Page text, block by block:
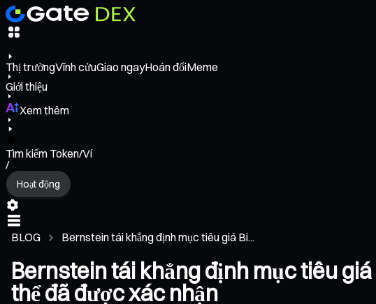
Thị trườngVĩnh cửuGiao ngayHoán đổiMeme
Giới thiệu
Xem thêm
Tìm kiếm Token/Ví
/
Hoạt động
BLOG Bernstein tái khẳng định mục tiêu giá Bi...
Bernstein tái khẳng định mục tiêu
thể đã được xác nhận